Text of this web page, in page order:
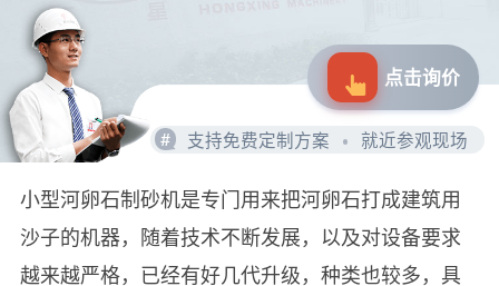
点击询价
# 支持免费定制方案 就近参观现场
小型河卵石制砂机是专门用来把河卵石打成建筑用
沙子的机器，随着技术不断发展，以及对设备要求
越来越严格，已经有好几代升级，种类也较多，具